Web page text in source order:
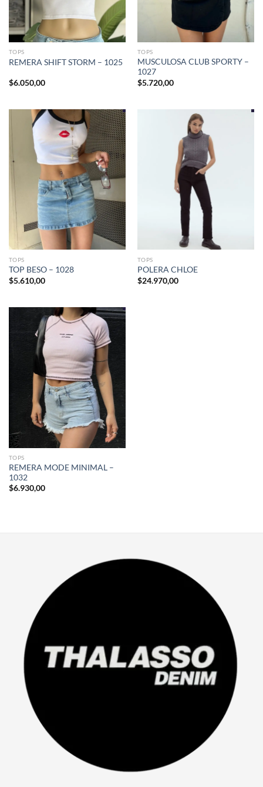
TOPS
REMERA SHIFT STORM – 1025
$6.050,00
TOPS
MUSCULOSA CLUB SPORTY –
1027
$5.720,00
TOPS
TOP BESO – 1028
$5.610,00
TOPS
POLERA CHLOE
$24.970,00
TOPS
REMERA MODE MINIMAL –
1032
$6.930,00